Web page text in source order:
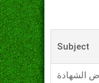
Subject
الشهادة